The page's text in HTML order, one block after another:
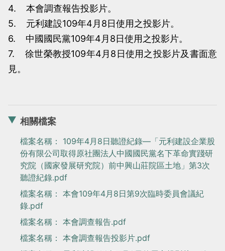
4. 本會調查報告投影片。
5. 元利建設109年4月8日使用之投影片。
6. 中國國民黨109年4月8日使用之投影片。
7. 徐世榮教授109年4月8日使用之投影片及書面意
見。
相關檔案
檔案名稱： 109年4月8日聽證紀錄—「元利建設企業股
份有限公司取得原社團法人中國國民黨名下革命實踐研
究院（國家發展研究院）前中興山莊院區土地」第3次
聽證紀錄.pdf
檔案名稱： 本會109年4月8日第9次臨時委員會議紀
錄.pdf
檔案名稱： 本會調查報告.pdf
檔案名稱： 本會調查報告投影片.pdf